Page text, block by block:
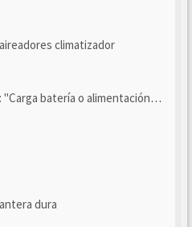
climatizador
batería o alimentación eléctri...
dura